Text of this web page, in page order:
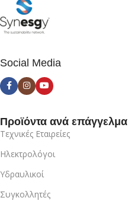
Social Media
Προϊόντα ανά επάγγελμα
Τεχνικές Εταιρείες
Ηλεκτρολόγοι
Υδραυλικοί
Συγκολλητές